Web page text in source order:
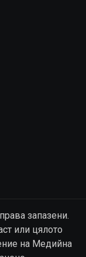
запазени.
или цялото
на Медийна